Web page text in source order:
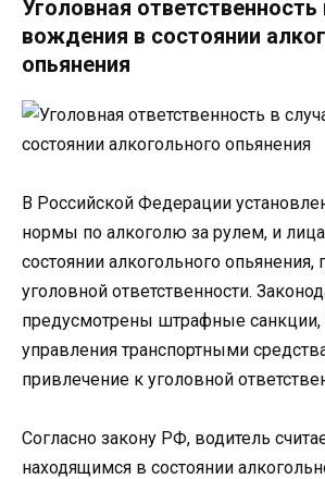
Уголовная ответственность
вождения в состоянии
опьянения
В Российской Федерации
нормы по алкоголю за рулем, и
состоянии алкогольного опьянения,
уголовной ответственности.
предусмотрены штрафные
управления транспортными
привлечение к уголовной
Согласно закону РФ, водитель
находящимся в состоянии